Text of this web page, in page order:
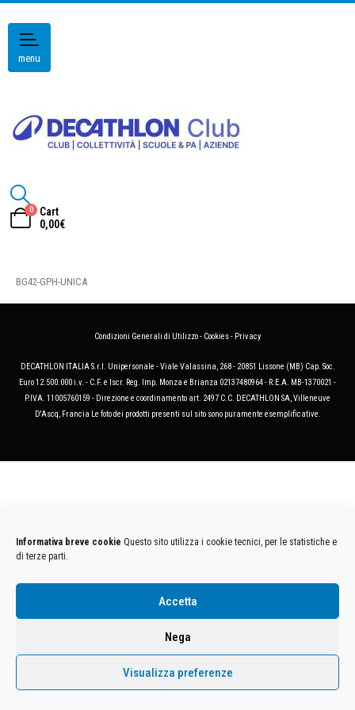
Informativa breve cookie Questo sito utilizza i cookie tecnici, per le statistiche e
di terze parti.
Accetta
Nega
Visualizza preferenze
menu
0
Cart
0,00€
BG42-GPH-UNICA
Condizioni Generali di Utilizzo- Cookies- Privacy
DECATHLON ITALIA S.r.l. Unipersonale - Viale Valassina, 268 - 20851 Lissone (MB) Cap. Soc.
Euro 12.500.000 i.v. - C.F. e Iscr. Reg. Imp. Monza e Brianza 02137480964 - R.E.A. MB-1370021 -
P.IVA. 11005760159 - Direzione e coordinamento art. 2497 C.C. DECATHLON SA, Villeneuve
D'Ascq, Francia Le foto dei prodotti presenti sul sito sono puramente esemplificative.